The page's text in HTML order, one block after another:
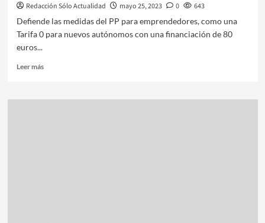
Redacción Sólo Actualidad mayo 25, 2023 0
643
Defiende las medidas del PP para emprendedores, como una
Tarifa 0 para nuevos autónomos con una financiación de 80
euros...
Leer más